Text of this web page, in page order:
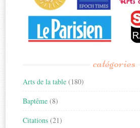
catégories
Arts de la table (180)
Baptême (8)
Citations (21)